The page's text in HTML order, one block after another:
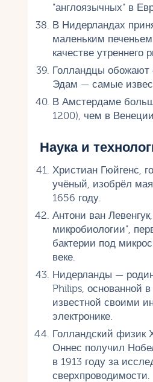
"англоязычных" в
В Нидерландах
маленьким
качестве утреннего
Голландцы обожают
Эдам — самые
В Амстердаме
1200), чем в
Наука и
Христиан Гюйгенс,
учёный, изобрёл
1656 году.
Антони ван
микробиологии",
бактерии под
веке.
Нидерланды —
Philips, основанной в
известной своими
электронике.
Голландский физик
Оннес получил
в 1913 году за
сверхпроводимости.